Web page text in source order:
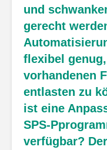
und
gerecht
flexibel
vorhandenen
entlasten zu
ist eine
SPS-
verfügbar?